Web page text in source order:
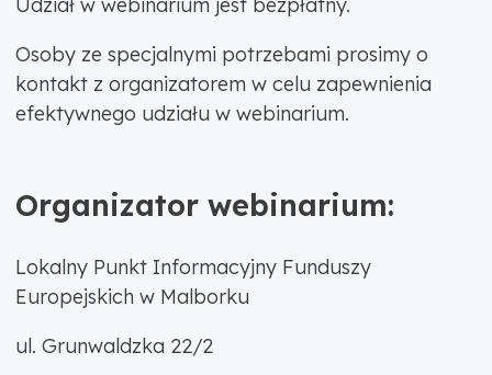
Udział w webinarium jest bezpłatny.
Osoby ze specjalnymi potrzebami prosimy o
kontakt z organizatorem w celu zapewnienia
efektywnego udziału w webinarium.
Organizator webinarium:
Lokalny Punkt Informacyjny Funduszy
Europejskich w Malborku
ul. Grunwaldzka 22/2